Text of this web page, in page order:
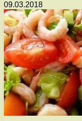
09.03.2018